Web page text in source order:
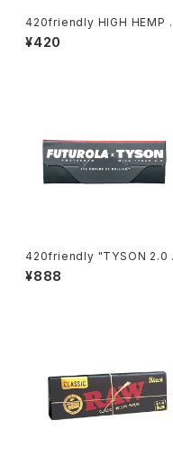
420friendly HIGH HEMP ロ
ーリングペーパー / 1¼ size
無漂白・無添加
¥420
420friendly "TYSON 2.0 X
FUTUROLA" Unbleached /
Rolling Papers + Tips （1
¥888